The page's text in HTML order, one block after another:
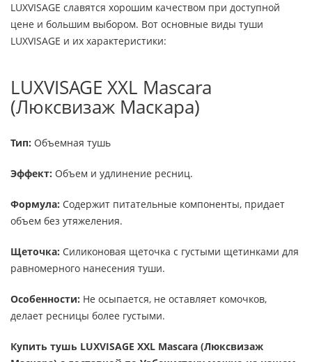
LUXVISAGE славятся хорошим качеством при доступной
цене и большим выбором. Вот основные виды туши
LUXVISAGE и их характеристики:
LUXVISAGE XXL Mascara
(Люксвизаж Маскара)
Тип: Объемная тушь
Эффект: Объем и удлинение ресниц.
Формула: Содержит питательные компоненты, придает
объем без утяжеления.
Щеточка: Силиконовая щеточка с густыми щетинками для
равномерного нанесения туши.
Особенности: Не осыпается, не оставляет комочков,
делает ресницы более густыми.
Купить тушь LUXVISAGE XXL Mascara (Люксвизаж